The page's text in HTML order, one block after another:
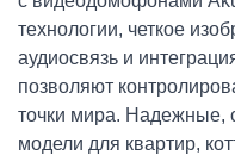
технологии, четкое
аудиосвязь и
позволяют
точки мира. Надежные,
модели для квартир,